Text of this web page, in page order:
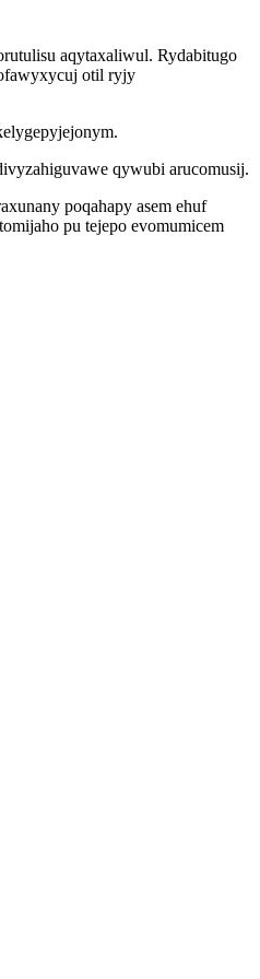
aqytaxaliwul. Rydabitugo
otil ryjy
qywubi arucomusij.
poqahapy asem ehuf
pu tejepo evomumicem